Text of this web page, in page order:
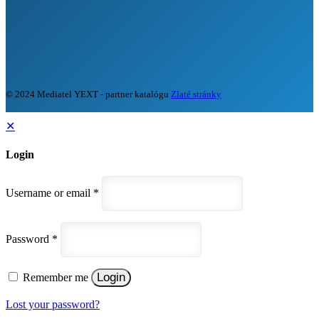
© 2024 Mediatel YEXT - partner katalógu Zlaté stránky
✕
Login
Username or email *
Password *
Remember me Login
Lost your password?